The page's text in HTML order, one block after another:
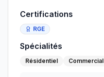
Certifications
RGE
Spécialités
Résidentiel Commercial